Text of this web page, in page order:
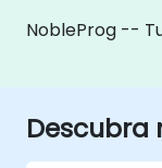
NobleProg --
Descubra